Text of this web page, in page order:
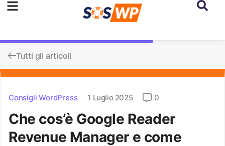
Tutti gli articoli
Consigli WordPress 1 Luglio 2025 0
Che cos’è Google Reader
Revenue Manager e come